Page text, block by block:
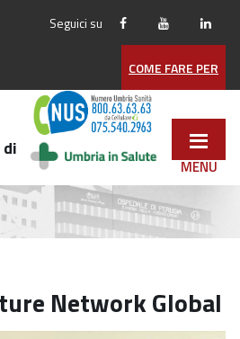
Seguici su
COME FARE PER
Network Global